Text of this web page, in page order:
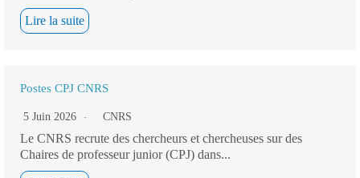
Lire la suite
Postes CPJ CNRS
5 Juin 2026 CNRS
Le CNRS recrute des chercheurs et chercheuses sur des
Chaires de professeur junior (CPJ) dans...